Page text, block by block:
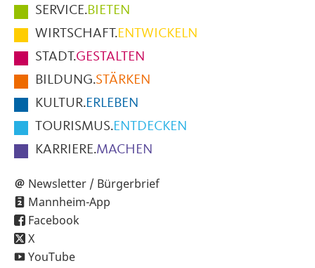
Hauptmenüpunkte
im
Fußbereich
der
Seite
SERVICE.BIETEN
WIRTSCHAFT.ENTWICKELN
STADT.GESTALTEN
BILDUNG.STÄRKEN
KULTUR.ERLEBEN
TOURISMUS.ENTDECKEN
KARRIERE.MACHEN
Newsletter / Bürgerbrief
Mannheim-App
Facebook
X
YouTube